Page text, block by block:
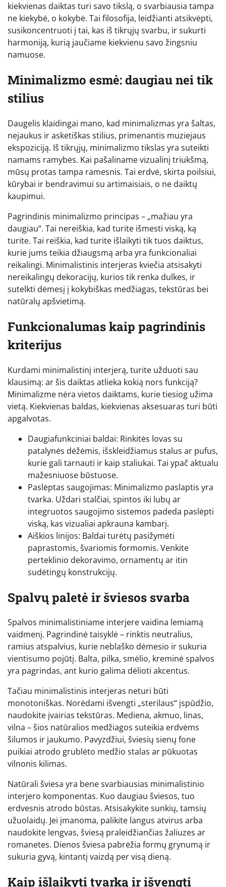
kiekvienas daiktas turi savo tikslą, o svarbiausia tampa
ne kiekybė, o kokybė. Tai filosofija, leidžianti atsikvėpti,
susikoncentruoti į tai, kas iš tikrųjų svarbu, ir sukurti
harmoniją, kurią jaučiame kiekvienu savo žingsniu
namuose.
Minimalizmo esmė: daugiau nei tik
stilius
Daugelis klaidingai mano, kad minimalizmas yra šaltas,
nejaukus ir asketiškas stilius, primenantis muziejaus
ekspoziciją. Iš tikrųjų, minimalizmo tikslas yra suteikti
namams ramybės. Kai pašaliname vizualinį triukšmą,
mūsų protas tampa ramesnis. Tai erdvė, skirta poilsiui,
kūrybai ir bendravimui su artimaisiais, o ne daiktų
kaupimui.
Pagrindinis minimalizmo principas – „mažiau yra
daugiau“. Tai nereiškia, kad turite išmesti viską, ką
turite. Tai reiškia, kad turite išlaikyti tik tuos daiktus,
kurie jums teikia džiaugsmą arba yra funkcionaliai
reikalingi. Minimalistinis interjeras kviečia atsisakyti
nereikalingų dekoracijų, kurios tik renka dulkes, ir
sutelkti dėmesį į kokybiškas medžiagas, tekstūras bei
natūralų apšvietimą.
Funkcionalumas kaip pagrindinis
kriterijus
Kurdami minimalistinį interjerą, turite užduoti sau
klausimą: ar šis daiktas atlieka kokią nors funkciją?
Minimalizme nėra vietos daiktams, kurie tiesiog užima
vietą. Kiekvienas baldas, kiekvienas aksesuaras turi būti
apgalvotas.
Daugiafunkciniai baldai: Rinkitės lovas su
patalynės dėžėmis, išskleidžiamus stalus ar pufus,
kurie gali tarnauti ir kaip staliukai. Tai ypač aktualu
mažesniuose būstuose.
Paslėptas saugojimas: Minimalizmo paslaptis yra
tvarka. Uždari stalčiai, spintos iki lubų ar
integruotos saugojimo sistemos padeda paslėpti
viską, kas vizualiai apkrauna kambarį.
Aiškios linijos: Baldai turėtų pasižymėti
paprastomis, švariomis formomis. Venkite
perteklinio dekoravimo, ornamentų ar itin
sudėtingų konstrukcijų.
Spalvų paletė ir šviesos svarba
Spalvos minimalistiniame interjere vaidina lemiamą
vaidmenį. Pagrindinė taisyklė – rinktis neutralius,
ramius atspalvius, kurie neblaško dėmesio ir sukuria
vientisumo pojūtį. Balta, pilka, smėlio, kreminė spalvos
yra pagrindas, ant kurio galima dėlioti akcentus.
Tačiau minimalistinis interjeras neturi būti
monotoniškas. Norėdami išvengti „sterilaus“ įspūdžio,
naudokite įvairias tekstūras. Mediena, akmuo, linas,
vilna – šios natūralios medžiagos suteikia erdvėms
šilumos ir jaukumo. Pavyzdžiui, šviesių sienų fone
puikiai atrodo grublėto medžio stalas ar pūkuotas
vilnonis kilimas.
Natūrali šviesa yra bene svarbiausias minimalistinio
interjero komponentas. Kuo daugiau šviesos, tuo
erdvesnis atrodo būstas. Atsisakykite sunkių, tamsių
užuolaidų. Jei įmanoma, palikite langus atvirus arba
naudokite lengvas, šviesą praleidžiančias žaliuzes ar
romanetes. Dienos šviesa pabrėžia formų grynumą ir
sukuria gyvą, kintantį vaizdą per visą dieną.
Kaip išlaikyti tvarką ir išvengti